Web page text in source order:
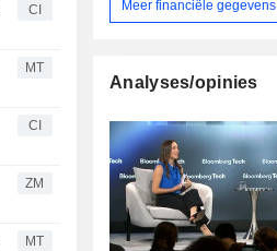
CI
MT
CI
ZM
MT
Meer financiële gegevens
Analyses/opinies